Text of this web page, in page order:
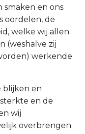
smaken en ons
oordelen, de
welke wij allen
(weshalve zij
werkende
blijken en
en de
wij
overbrengen